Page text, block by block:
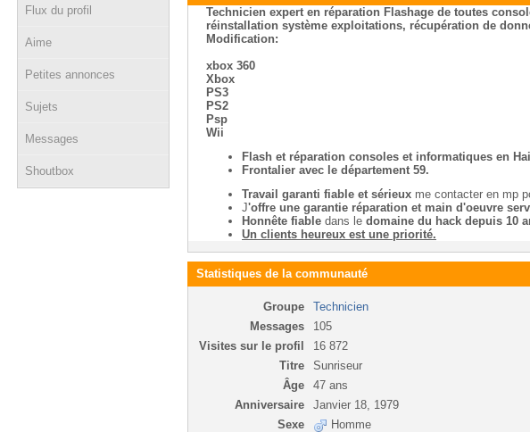
Flux du profil
Aime
Petites annonces
Sujets
Messages
Shoutbox
Technicien expert en réparation Flashage de toutes
réinstallation système exploitations, récupération de
Modification:
xbox 360
Xbox
PS3
PS2
Psp
Wii
Flash et réparation consoles et informatiques en
Frontalier avec le département 59.
Travail garanti fiable et sérieux me contacter en mp
J'offre une garantie réparation et main d'oeuvre
Honnête fiable dans le domaine du hack depuis 10
Un clients heureux est une priorité.
Statistiques de la communauté
Groupe
Technicien
Messages
105
Visites sur le profil
16 872
Titre
Sunriseur
Âge
47 ans
Anniversaire
Janvier 18, 1979
Sexe
Homme